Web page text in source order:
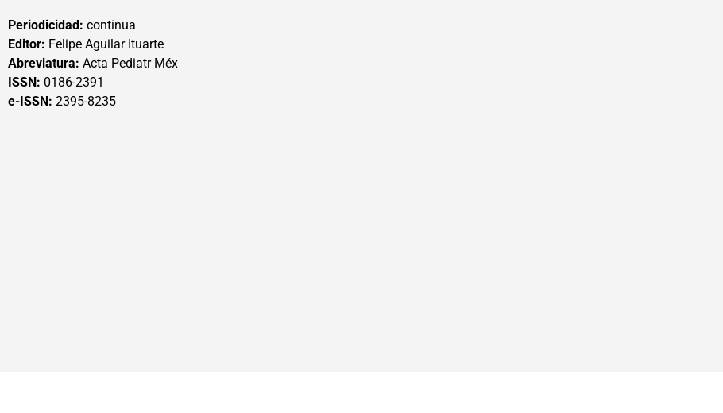
Periodicidad: continua
Editor: Felipe Aguilar Ituarte
Abreviatura: Acta Pediatr Méx
ISSN: 0186-2391
e-ISSN: 2395-8235